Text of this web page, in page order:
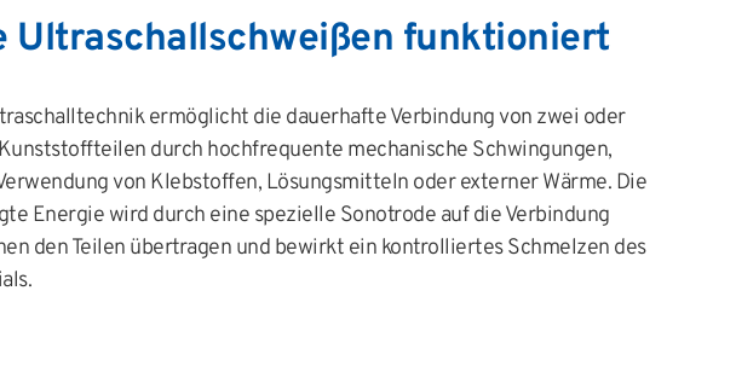
Ultraschallschweißen funktioniert
ermöglicht die dauerhafte Verbindung von zwei oder
durch hochfrequente mechanische Schwingungen,
von Klebstoffen, Lösungsmitteln oder externer Wärme. Die
Energie wird durch eine spezielle Sonotrode auf die Verbindung
den Teilen übertragen und bewirkt ein kontrolliertes Schmelzen des